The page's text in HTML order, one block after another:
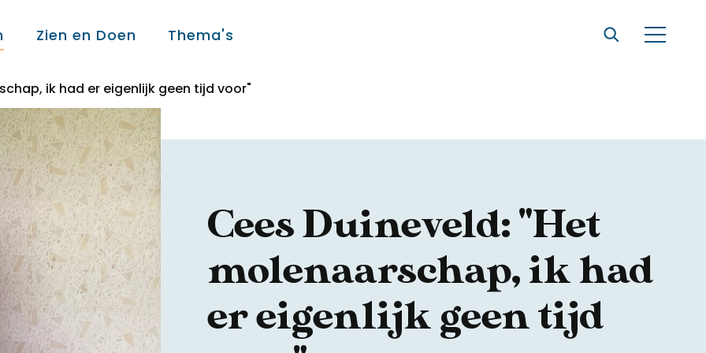
Zien en Doen Thema's
Over ons
Over ons
Colofon
Contact
Onderwijs
ik had er eigenlijk geen tijd voor"
Cees Duineveld: "Het
molenaarschap, ik had
er eigenlijk geen tijd